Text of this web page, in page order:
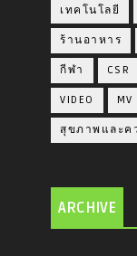
เทคโนโลยี
ร้านอาหาร
กีฬา CSR
VIDEO MV
สุขภาพและค
ARCHIVE